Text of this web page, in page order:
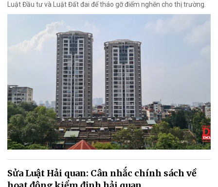
Luật Đầu tư và Luật Đất đai để tháo gỡ điểm nghẽn cho thị trường.
Sửa Luật Hải quan: Cân nhắc chính sách về